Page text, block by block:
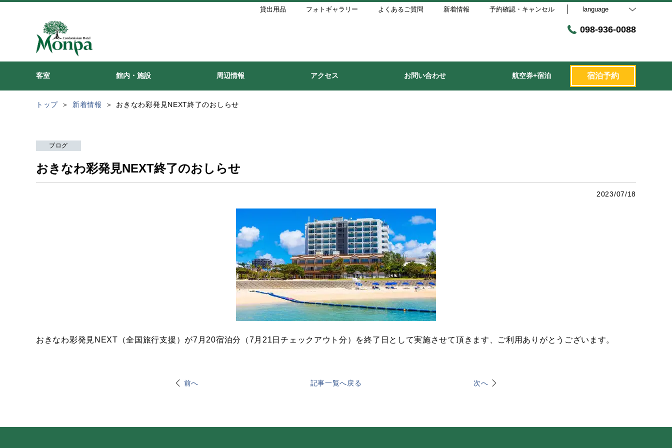
貸出用品 フォトギャラリー よくあるご質問 新着情報 予約確認・キャンセル language
098-936-0088
客室 館内・施設 周辺情報 アクセス お問い合わせ 航空券+宿泊 宿泊予約
トップ 新着情報 おきなわ彩発見NEXT終了のおしらせ
ブログ
おきなわ彩発見NEXT終了のおしらせ
2023/07/18
おきなわ彩発見NEXT（全国旅行支援）が7月20宿泊分（7月21日チェックアウト分）を終了日として実施させて頂きます、ご利用ありがとうございます。
前へ 記事一覧へ戻る 次へ